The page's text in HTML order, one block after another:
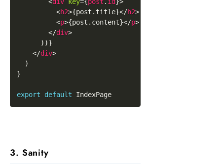
<h2>{post .title}</h2>
<p>{post . content}</p>
</div>
) )}
</div>
)
}
export default IndexPage
3. Sanity